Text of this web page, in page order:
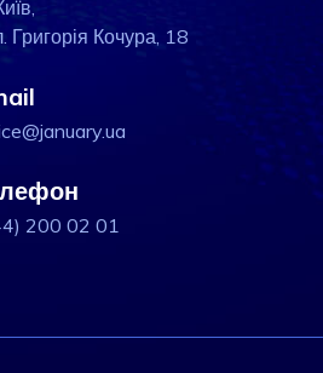
Григорія Кочура, 18
200 02 01